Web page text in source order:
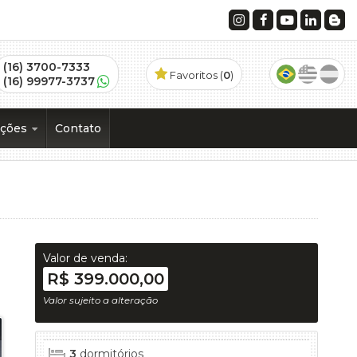
(16) 3700-7333
(16) 99977-3737
Favoritos (0)
(1)
(1)
Contato
Valor de venda:
R$ 399.000,00
Valor sujeito a alteração
3 dormitórios